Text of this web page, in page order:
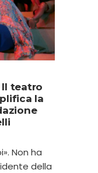
Il teatro
la
Non ha
della